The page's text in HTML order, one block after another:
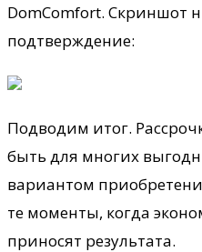
DomComfort. Скриншот
подтверждение:
Подводим итог.
быть для многих
вариантом
те моменты, когда
приносят результата.